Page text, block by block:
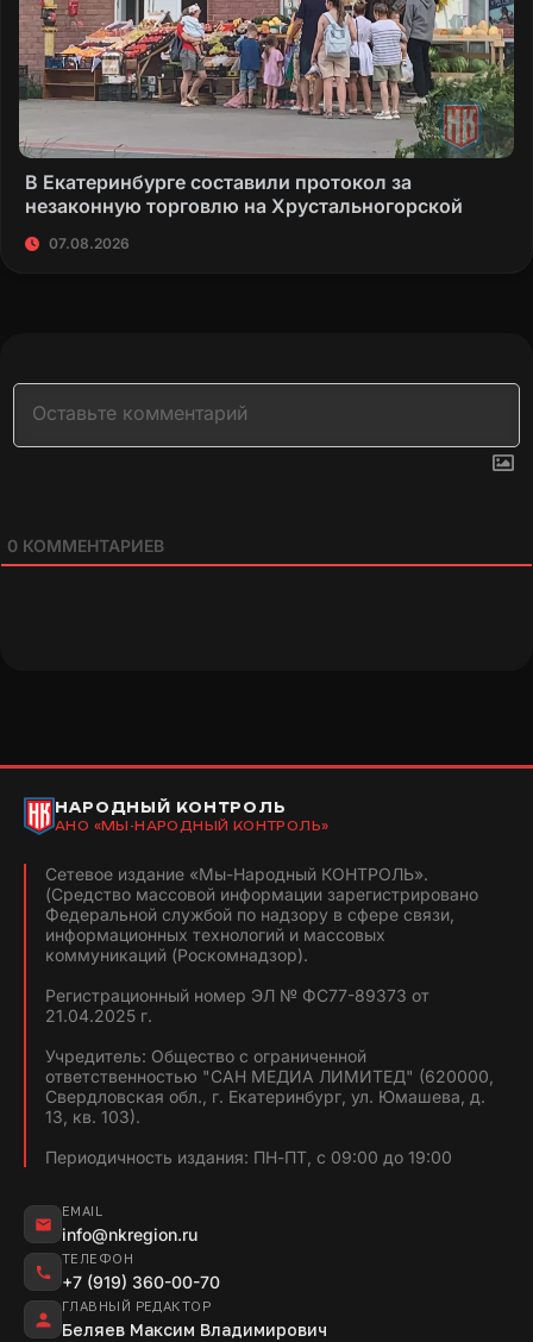
В Екатеринбурге составили протокол за
незаконную торговлю на Хрустальногорской
07.08.2026
0 КОММЕНТАРИЕВ
НАРОДНЫЙ КОНТРОЛЬ
АНО «МЫ-НАРОДНЫЙ КОНТРОЛЬ»
Сетевое издание «Мы-Народный КОНТРОЛЬ».
(Средство массовой информации зарегистрировано
Федеральной службой по надзору в сфере связи,
информационных технологий и массовых
коммуникаций (Роскомнадзор).
Регистрационный номер ЭЛ № ФС77-89373 от
21.04.2025 г.
Учредитель: Общество с ограниченной
ответственностью "САН МЕДИА ЛИМИТЕД" (620000,
Свердловская обл., г. Екатеринбург, ул. Юмашева, д.
13, кв. 103).
Периодичность издания: ПН-ПТ, с 09:00 до 19:00
EMAIL
info@nkregion.ru
ТЕЛЕФОН
+7 (919) 360-00-70
ГЛАВНЫЙ РЕДАКТОР
Беляев Максим Владимирович